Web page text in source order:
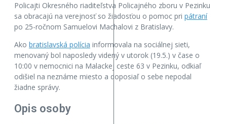
Policajti Okresného riaditeľstva Policajného zboru v Pezinku
sa obracajú na verejnosť so žiadosťou o pomoc pri pátraní
po 25-ročnom Samuelovi Machalovi z Bratislavy.
Ako bratislavská polícia informovala na sociálnej sieti,
menovaný bol naposledy videný v utorok (19.5.) v čase o
10:00 v nemocnici na Malackej ceste 63 v Pezinku, odkiaľ
odišiel na neznáme miesto a doposiaľ o sebe nepodal
žiadne správy.
Opis osoby